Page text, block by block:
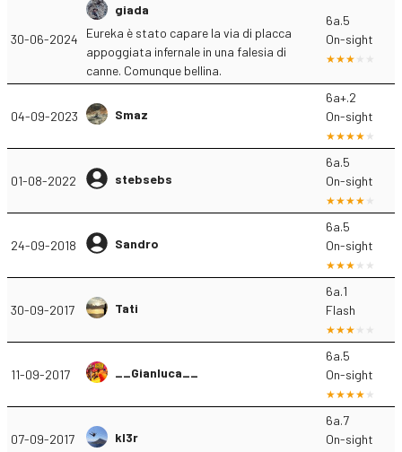
30-06-2024
giada
Eureka è stato capare la via di placca
appoggiata infernale in una falesia di
canne. Comunque bellina.
6a.5
On-sight
04-09-2023 Smaz
6a+.2
On-sight
01-08-2022 stebsebs
6a.5
On-sight
24-09-2018 Sandro
6a.5
On-sight
30-09-2017 Tati
6a.1
Flash
11-09-2017 __Gianluca__
6a.5
On-sight
07-09-2017 kl3r
6a.7
On-sight